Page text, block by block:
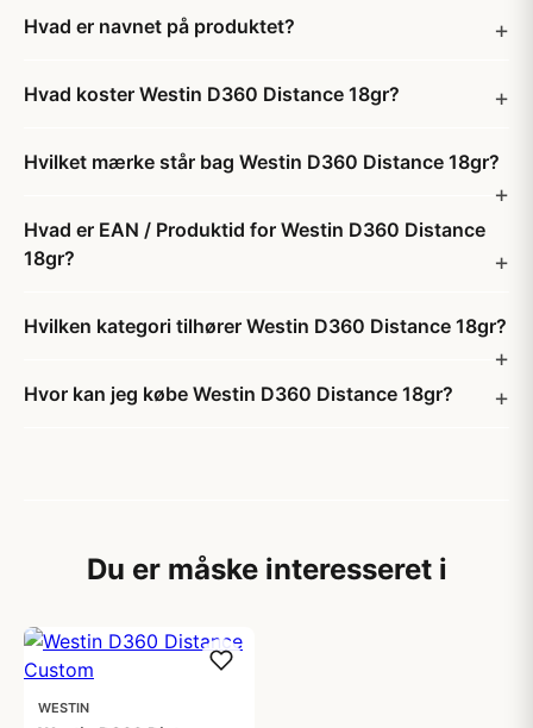
Hvad er navnet på produktet?
Hvad koster Westin D360 Distance 18gr?
Hvilket mærke står bag Westin D360 Distance 18gr?
Hvad er EAN / Produktid for Westin D360 Distance
18gr?
Hvilken kategori tilhører Westin D360 Distance 18gr?
Hvor kan jeg købe Westin D360 Distance 18gr?
Du er måske interesseret i
WESTIN